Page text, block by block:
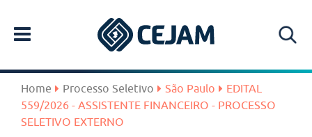
Home Processo Seletivo São Paulo
EDITAL
559/2026 - ASSISTENTE FINANCEIRO - PROCESSO
SELETIVO EXTERNO